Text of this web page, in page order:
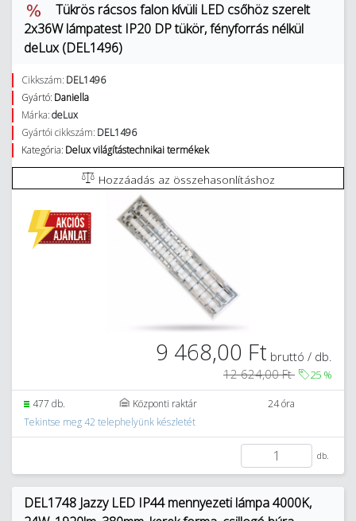
Tükrös rácsos falon kívüli LED csőhöz szerelt
2x36W lámpatest IP20 DP tükör, fényforrás nélkül
deLux (DEL1496)
Cikkszám: DEL1496
Gyártó: Daniella
Márka:deLux
Gyártói cikkszám: DEL1496
Kategória: Delux világítástechnikai termékek
Hozzáadás az összehasonlításhoz
9 468,00 Ft bruttó / db.
12 624,00 Ft
25 %
477 db. Központi raktár
24 óra
Tekintse meg 42 telephelyünk készletét
db.
DEL1748 Jazzy LED IP44 mennyezeti lámpa 4000K,